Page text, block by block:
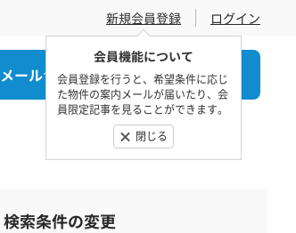
新規会員登録
会員機能について
会員登録を行うと、希望条件に応じ
た物件の案内メールが届いたり、会
員限定記事を見ることができます。
閉じる
ログイン
メールでお問合せ 電話でお問合せ
検索条件の変更